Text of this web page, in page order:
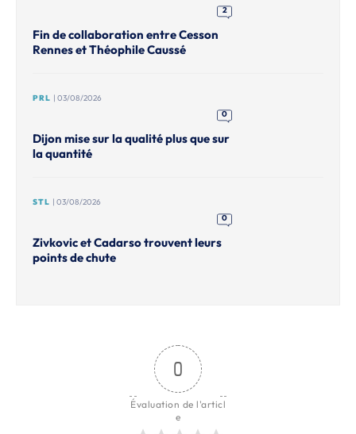
2
Fin de collaboration entre Cesson
Rennes et Théophile Caussé
PRL | 03/08/2026
0
Dijon mise sur la qualité plus que sur
la quantité
STL | 03/08/2026
0
Zivkovic et Cadarso trouvent leurs
points de chute
0
Évaluation de l'articl
e